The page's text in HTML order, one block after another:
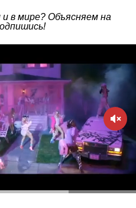
в мире? Объясняем на